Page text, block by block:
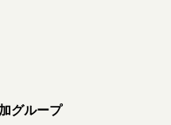
グループ